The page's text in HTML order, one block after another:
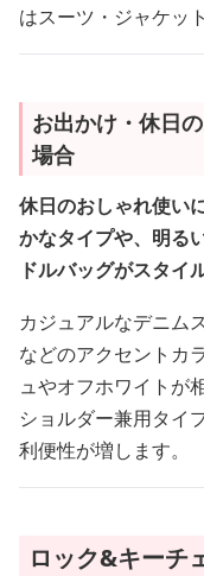
はスーツ・ジャケッ
お出かけ・休日
場合
休日のおしゃれ使い
かなタイプや、明る
ドルバッグがスタイ
カジュアルなデニム
などのアクセントカ
ュやオフホワイトが
ショルダー兼用タイ
利便性が増します。
ロック&キーチ